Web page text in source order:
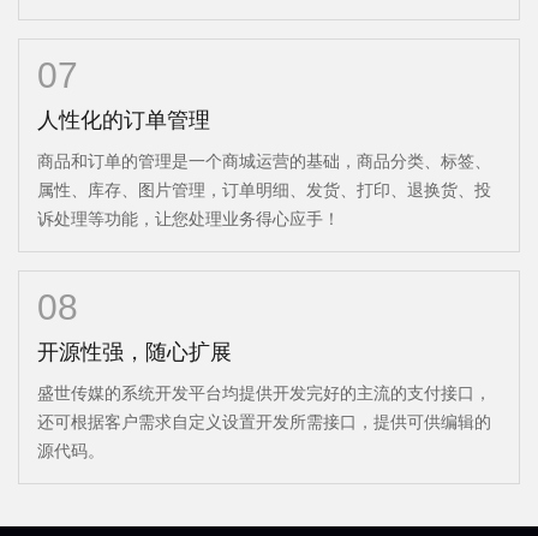
07
人性化的订单管理
商品和订单的管理是一个商城运营的基础，商品分类、标签、
属性、库存、图片管理，订单明细、发货、打印、退换货、投
诉处理等功能，让您处理业务得心应手！
08
开源性强，随心扩展
盛世传媒的系统开发平台均提供开发完好的主流的支付接口，
还可根据客户需求自定义设置开发所需接口，提供可供编辑的
源代码。